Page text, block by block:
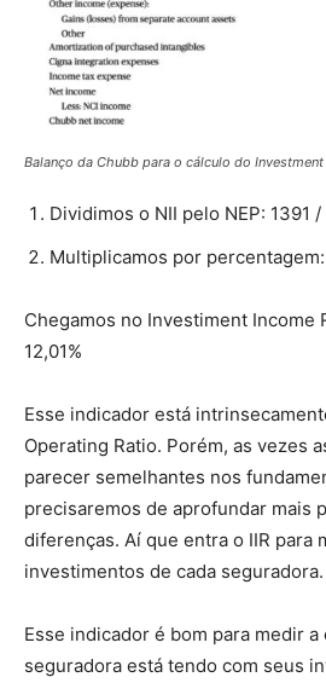
Balanço da Chubb para o cálculo do
Dividimos o NII pelo NEP: 1391 /
Multiplicamos por percentagem:
Chegamos no Investiment Income
12,01%
Esse indicador está
Operating Ratio. Porém, as vezes
parecer semelhantes nos
precisaremos de aprofundar mais
diferenças. Aí que entra o IIR para
investimentos de cada seguradora.
Esse indicador é bom para medir
seguradora está tendo com seus